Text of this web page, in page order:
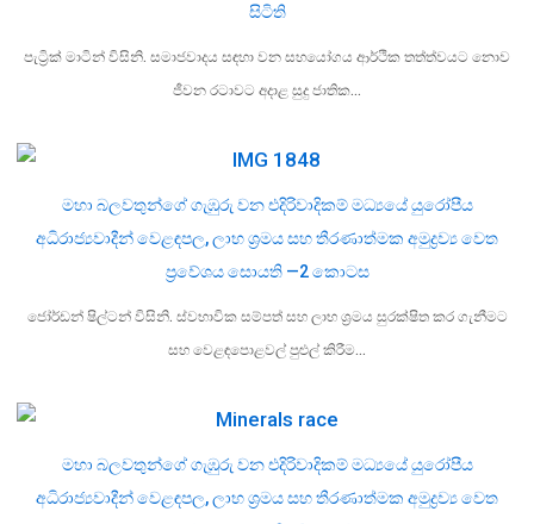
සිටිති
පැට්‍රික් මාටින් විසිනි. සමාජවාදය සඳහා වන සහයෝගය ආර්ථික තත්ත්වයට නොව
ජීවන රටාවට අදාළ සුදු ජාතික…
මහා බලවතුන්ගේ ගැඹුරු වන එදිරිවාදිකම් මධ්‍යයේ යුරෝපීය
අධිරාජ්‍යවාදීන් වෙළඳපල, ලාභ ශ්‍රමය සහ තීරණාත්මක අමුද්‍රව්‍ය වෙත
ප්‍රවේශය සොයති —2 කොටස
ජෝර්ඩන් ෂිල්ටන් විසිනි. ස්වභාවික සම්පත් සහ ලාභ ශ්‍රමය සුරක්ෂිත කර ගැනීමට
සහ වෙළඳපොළවල් පුළුල් කිරීම…
මහා බලවතුන්ගේ ගැඹුරු වන එදිරිවාදිකම් මධ්‍යයේ යුරෝපීය
අධිරාජ්‍යවාදීන් වෙළඳපල, ලාභ ශ්‍රමය සහ තීරණාත්මක අමුද්‍රව්‍ය වෙත